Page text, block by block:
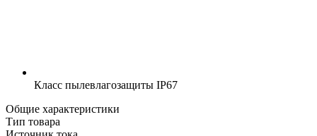
Класс пылевлагозащиты IP67
Общие характеристики
Тип товара